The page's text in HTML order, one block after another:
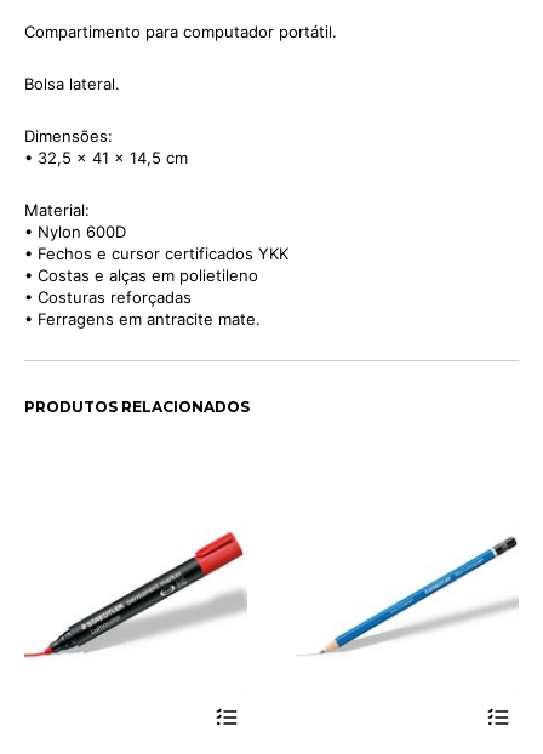
Compartimento para computador portátil.
Bolsa lateral.
Dimensões:
• 32,5 x 41 x 14,5 cm
Material:
• Nylon 600D
• Fechos e cursor certificados YKK
• Costas e alças em polietileno
• Costuras reforçadas
• Ferragens em antracite mate.
PRODUTOS RELACIONADOS